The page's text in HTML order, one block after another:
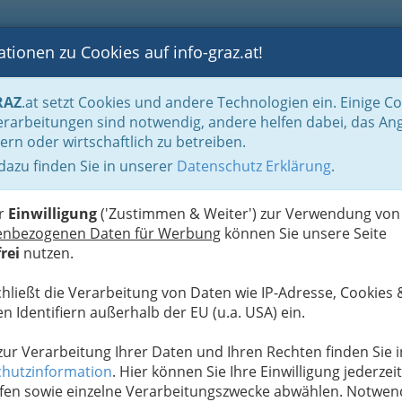
BLOGS FOTOS GASTRONOMIE BRANCHEN
zu Cookies auf info-graz.at!
.at setzt Cookies und andere Technologien ein. Einige
sind notwendig, andere helfen dabei, das
oder wirtschaftlich zu betreiben.
finden Sie in unserer Datenschutz Erklärung.
Einwilligung('Zustimmen & Weiter') zur Verwendung von
Daten für Werbung können Sie unsere Seite
nutzen.
die Verarbeitung von Daten wie IP-Adresse, Cookies
Identifiern außerhalb der EU (u.a. USA) ein.
Verarbeitung Ihrer Daten und Ihren Rechten finden Sie
. Hier können Sie Ihre Einwilligung jederzeit
sowie einzelne Verarbeitungszwecke abwählen.
Cafes
das ja, nach
man nicht
Luft. Nicht
wovon wir
Hier eine